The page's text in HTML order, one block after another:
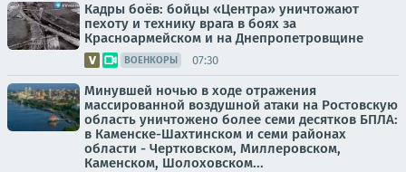
Кадры боёв: бойцы «Центра» уничтожают
пехоту и технику врага в боях за
Красноармейском и на Днепропетровщине
ВОЕНКОРЫ 07:30
Минувшей ночью в ходе отражения
массированной воздушной атаки на Ростовскую
область уничтожено более семи десятков БПЛА:
в Каменске-Шахтинском и семи районах
области - Чертковском, Миллеровском,
Каменском, Шолоховском...